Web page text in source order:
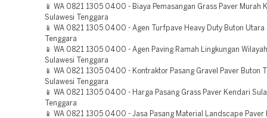
📱 WA 0821 1305 0400 - Biaya Pemasangan Grass Paver Murah
Sulawesi Tenggara
📱 WA 0821 1305 0400 - Agen Turfpave Heavy Duty Buton Utara
Tenggara
📱 WA 0821 1305 0400 - Agen Paving Ramah Lingkungan
Sulawesi Tenggara
📱 WA 0821 1305 0400 - Kontraktor Pasang Gravel Paver Buton
Sulawesi Tenggara
📱 WA 0821 1305 0400 - Harga Pasang Grass Paver Kendari
Tenggara
📱 WA 0821 1305 0400 - Jasa Pasang Material Landscape Paver